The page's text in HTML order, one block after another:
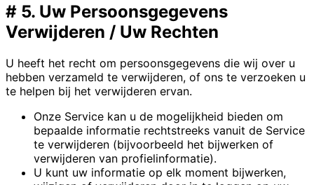
# 5. Uw Persoonsgegevens
Verwijderen / Uw Rechten
U heeft het recht om persoonsgegevens die wij over u
hebben verzameld te verwijderen, of ons te verzoeken u
te helpen bij het verwijderen ervan.
Onze Service kan u de mogelijkheid bieden om
bepaalde informatie rechtstreeks vanuit de Service
te verwijderen (bijvoorbeeld het bijwerken of
verwijderen van profielinformatie).
U kunt uw informatie op elk moment bijwerken,